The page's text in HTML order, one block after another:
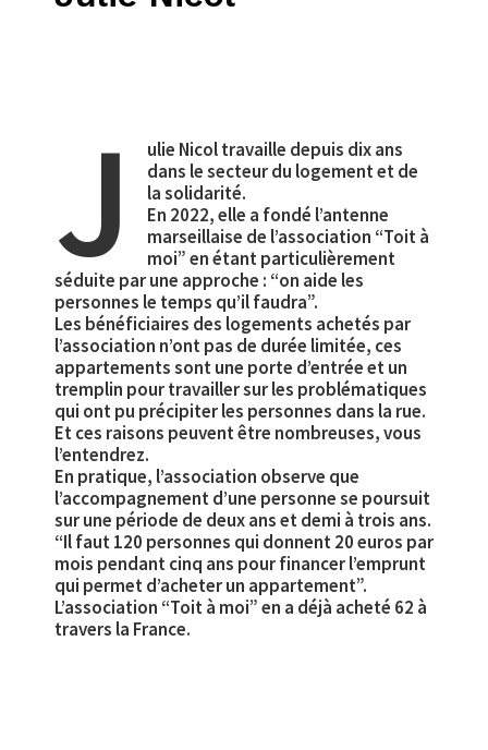
J
ulie Nicol travaille depuis dix ans
dans le secteur du logement et de
la solidarité.
En 2022, elle a fondé l’antenne
marseillaise de l’association “Toit à
moi” en étant particulièrement
séduite par une approche : “on aide les
personnes le temps qu’il faudra”.
Les bénéficiaires des logements achetés par
l’association n’ont pas de durée limitée, ces
appartements sont une porte d’entrée et un
tremplin pour travailler sur les problématiques
qui ont pu précipiter les personnes dans la rue.
Et ces raisons peuvent être nombreuses, vous
l’entendrez.
En pratique, l’association observe que
l’accompagnement d’une personne se poursuit
sur une période de deux ans et demi à trois ans.
“Il faut 120 personnes qui donnent 20 euros par
mois pendant cinq ans pour financer l’emprunt
qui permet d’acheter un appartement”.
L’association “Toit à moi” en a déjà acheté 62 à
travers la France.